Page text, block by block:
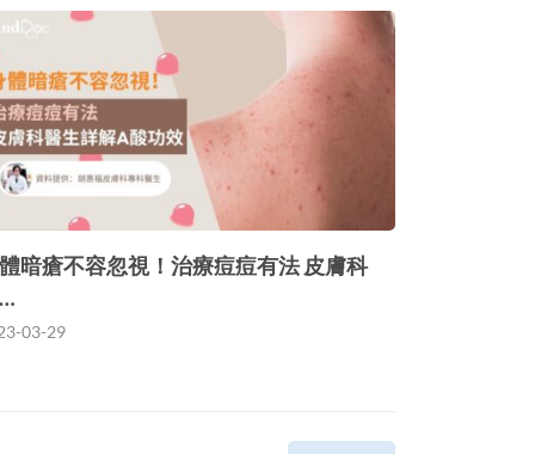
暗瘡不容忽視！治療痘痘有法 皮膚科
03-29